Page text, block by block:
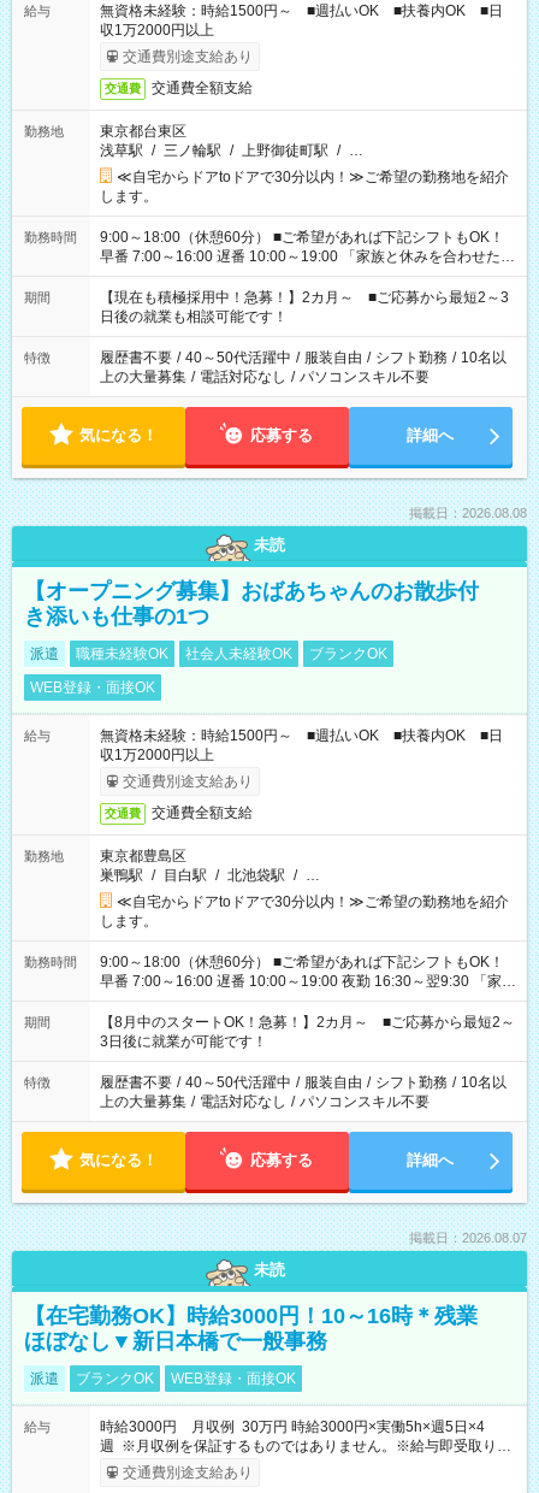
給与
無資格未経験：時給1500円～ ■週払いOK ■扶養内OK ■日
収1万2000円以上
交通費別途支給あり
交通費 交通費全額支給
勤務地
東京都台東区
浅草駅 / 三ノ輪駅 / 上野御徒町駅 / …
≪自宅からドアtoドアで30分以内！≫ご希望の勤務地を紹介
します。
勤務時間
9:00～18:00（休憩60分） ■ご希望があれば下記シフトもOK！
早番 7:00～16:00 遅番 10:00～19:00 「家族と休みを合わせた
い」 「余裕を持って夕飯の準備がしたい」 「できれば残業はし
たくない」 など、ご希望を教えてくださいね。 ※Wワーク希望
の方へ 今ご覧のお仕事で希望する勤務時間と、もう1つのお仕事
の勤務時間。 合計で週40時間を超える場合は応募できません。
期間
【現在も積極採用中！急募！】2カ月～ ■ご応募から最短2～3
日後の就業も相談可能です！
特徴 履歴書不要 / 40～50代活躍中 / 服装自由 / シフト勤務 / 10名以
上の大量募集 / 電話対応なし / パソコンスキル不要
気になる！ 応募する 詳細へ
掲載日：2026.08.08
未読
【オープニング募集】おばあちゃんのお散歩付
き添いも仕事の1つ
派遣 職種未経験OK 社会人未経験OK
ブランクOK
WEB登録・面接OK
給与
無資格未経験：時給1500円～ ■週払いOK ■扶養内OK ■日
収1万2000円以上
交通費別途支給あり
交通費 交通費全額支給
勤務地
東京都豊島区
巣鴨駅 / 目白駅 / 北池袋駅 / …
≪自宅からドアtoドアで30分以内！≫ご希望の勤務地を紹介
します。
勤務時間
9:00～18:00（休憩60分） ■ご希望があれば下記シフトもOK！
早番 7:00～16:00 遅番 10:00～19:00 夜勤 16:30～翌9:30 「家族
と休みを合わせたい」 「余裕を持って夕飯の準備がしたい」
「できれば残業はしたくない」 など、ご希望を教えてください
ね。 ※Wワーク希望の方へ 今ご覧のお仕事で希望する勤務時間
と、もう1つのお仕事の勤務時間。 合計で週40時間を超える場
合は応募できません。
期間
【8月中のスタートOK！急募！】2カ月～ ■ご応募から最短2～
3日後に就業が可能です！
特徴 履歴書不要 / 40～50代活躍中 / 服装自由 / シフト勤務 / 10名以
上の大量募集 / 電話対応なし / パソコンスキル不要
気になる！ 応募する 詳細へ
掲載日：2026.08.07
未読
【在宅勤務OK】時給3000円！10～16時＊残業
ほぼなし▼新日本橋で一般事務
派遣 ブランクOK WEB登録・面接OK
給与
時給3000円 月収例 30万円 時給3000円×実働5h×週5日×4
週 ※月収例を保証するものではありません。※給与即受取りサ
ービス利用可（利用条件有）
交通費別途支給あり